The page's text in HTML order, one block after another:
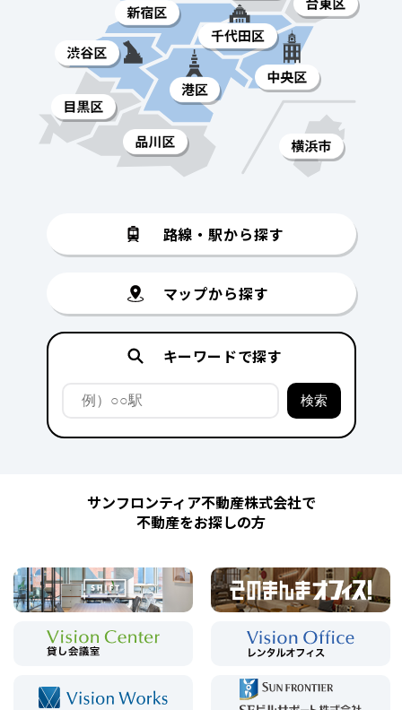
路線・駅から探す
マップから探す
キーワードで探す
サンフロンティア不動産株式会社で
不動産をお探しの方